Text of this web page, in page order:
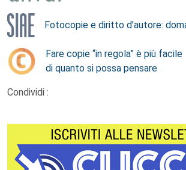
Fotocopie e diritto d’autore:
Fare copie “in regola” è più facile
di quanto si possa pensare
Condividi :